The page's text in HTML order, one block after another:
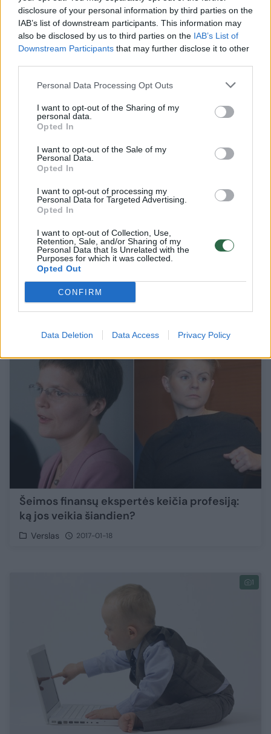
disclosure of your personal information by third parties on the
IAB’s list of downstream participants. This information may
also be disclosed by us to third parties on the IAB’s List of
Downstream Participants that may further disclose it to other
Personal Data Processing Opt Outs
I want to opt-out of the Sharing of my
personal data.
Opted In
I want to opt-out of the Sale of my
Personal Data.
Opted In
I want to opt-out of processing my
Personal Data for Targeted Advertising.
Opted In
I want to opt-out of Collection, Use,
Retention, Sale, and/or Sharing of my
Personal Data that Is Unrelated with the
Purposes for which it was collected.
Opted Out
CONFIRM
Data Deletion Data Access Privacy Policy
Ekspertai įvardijo, kokie iššūkiai laukia
verslo
Verslas 2019-06-13
Nenorite būti užkasti į žemę ar sudeginti?
Verslas turi pasiūlymą
Verslas 2017-07-23
Šeimos finansų ekspertės keičia profesiją:
ką jos veikia šiandien?
Verslas 2017-01-18
1